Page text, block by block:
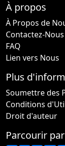
À propos
À Propos de
Contactez-Nous
FAQ
Lien vers Nous
Plus
Soumettre des
Conditions
Droit d'auteur
Parcourir